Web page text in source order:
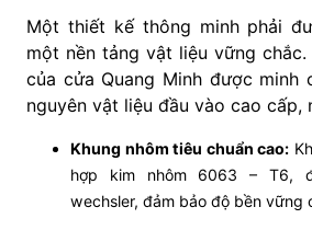
Một thiết kế thông minh phải
một nền tảng vật liệu vững
của cửa Quang Minh được minh
nguyên vật liệu đầu vào cao cấp,
Khung nhôm tiêu chuẩn cao:
hợp kim nhôm 6063 – T6,
wechsler, đảm bảo độ bền vững